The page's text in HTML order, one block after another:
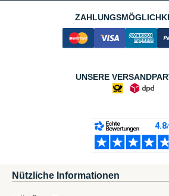
UNSERE
Nützliche Informationen